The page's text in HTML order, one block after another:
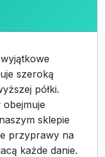
szeroką
półki.
sklepie
przyprawy na
każde danie.